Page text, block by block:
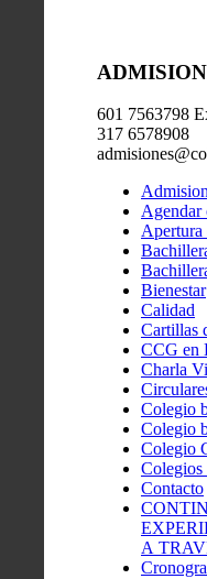
601 7563798
317 6578908
Agendar
Apertura
Bienestar
Calidad
Cartillas
CCG en
Charla
Colegio
Colegio
Colegio
Contacto
A